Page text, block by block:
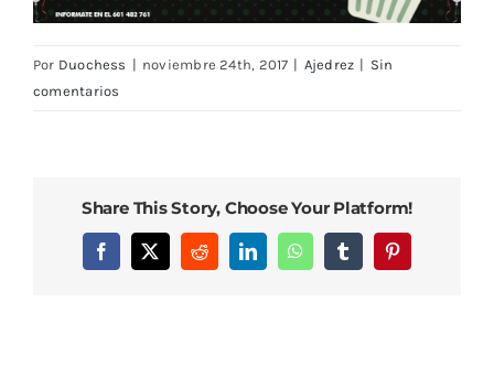
Por Duochess | noviembre 24th, 2017 | Ajedrez | Sin
comentarios
Share This Story, Choose Your Platform!
Facebook
X RedditLinkedInWhatsAppTumblrPinterest